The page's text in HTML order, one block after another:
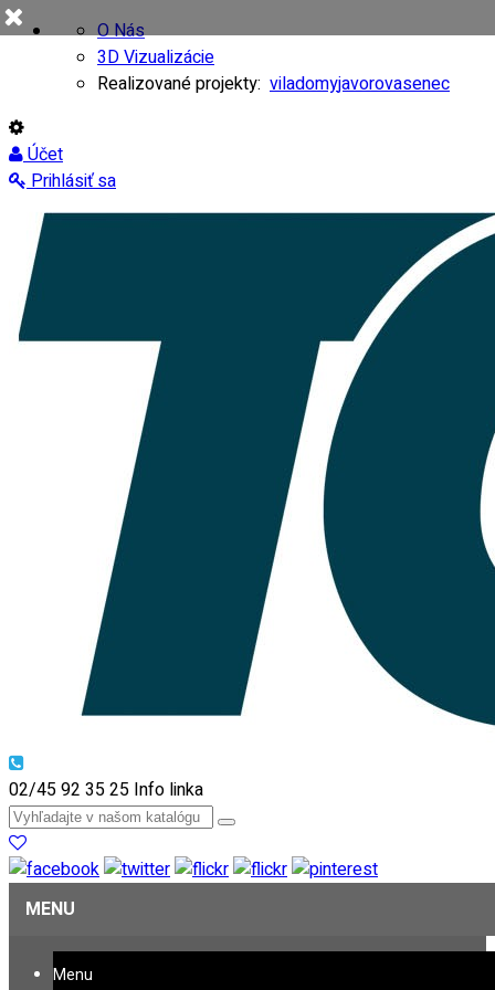
O Nás
3D Vizualizácie
Realizované projekty: viladomyjavorovasenec
Účet
Prihlásiť sa
02/45 92 35 25 Info linka
MENU
Menu